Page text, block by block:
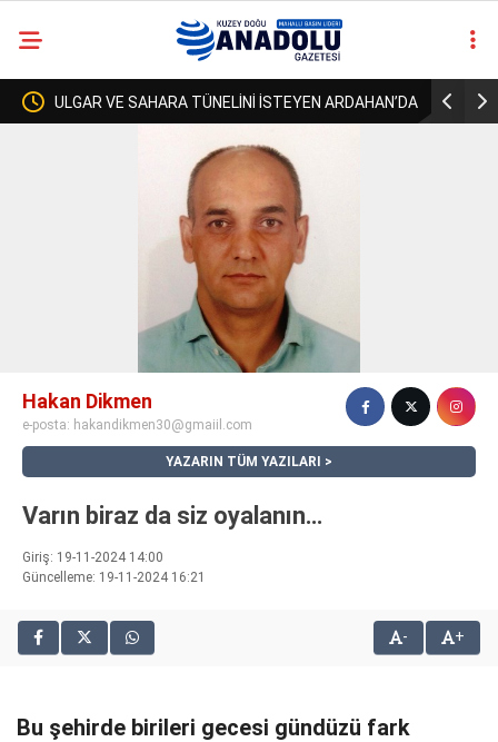
TÜNELİNİ İSTEYEN ARDAHAN’DA
BAKANI GEÇTİ, KİMSE KENDİSİNE
ZURMAL’IN 7 TOSNUNU BULAN
URLULARIN 13 İNEĞİNİDE
deneme
bonusu
veren
siteler
bonusu
siteler
bonusu
veren
giriş
Hakan Dikmen
e-posta: hakandikmen30@gmaiil.com
YAZARIN TÜM YAZILARI
Varın biraz da siz oyalanın…
Giriş: 19-11-2024 14:00
Güncelleme: 19-11-2024 16:21
- +
Bu şehirde birileri gecesi gündüzü fark